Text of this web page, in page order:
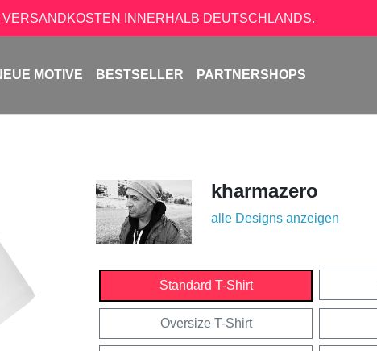
INNERHALB DEUTSCHLANDS.
MOTIVE BESTSELLER PARTNERSHOPS
kharmazero
alle Designs anzeigen
Standard T-Shirt
Oversize T-Shirt